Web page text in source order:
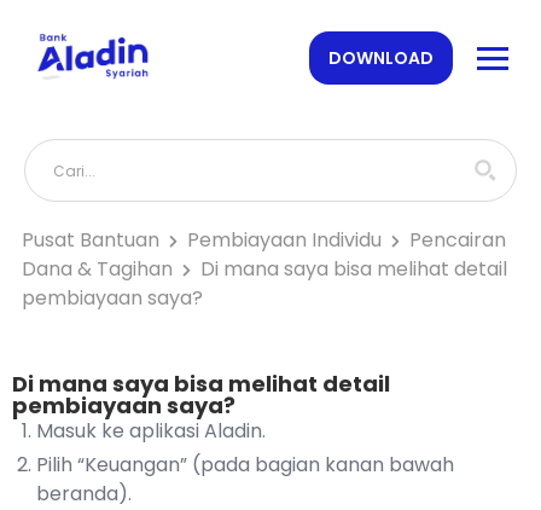
DOWNLOAD
Pusat Bantuan Pembiayaan Individu
Pencairan
Dana & Tagihan
Di mana saya bisa melihat detail
pembiayaan saya?
Di mana saya bisa melihat detail
pembiayaan saya?
Masuk ke aplikasi Aladin.
Pilih “Keuangan” (pada bagian kanan bawah
beranda).